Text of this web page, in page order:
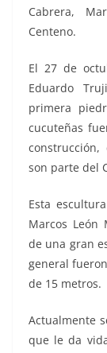
Cabrera,
Centeno.
El 27 de
Eduardo
primera
cucuteñas
son parte del
Esta
Marcos León
de una gran
general
de 15 metros.
Actualmente
que le da